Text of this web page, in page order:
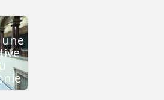
une